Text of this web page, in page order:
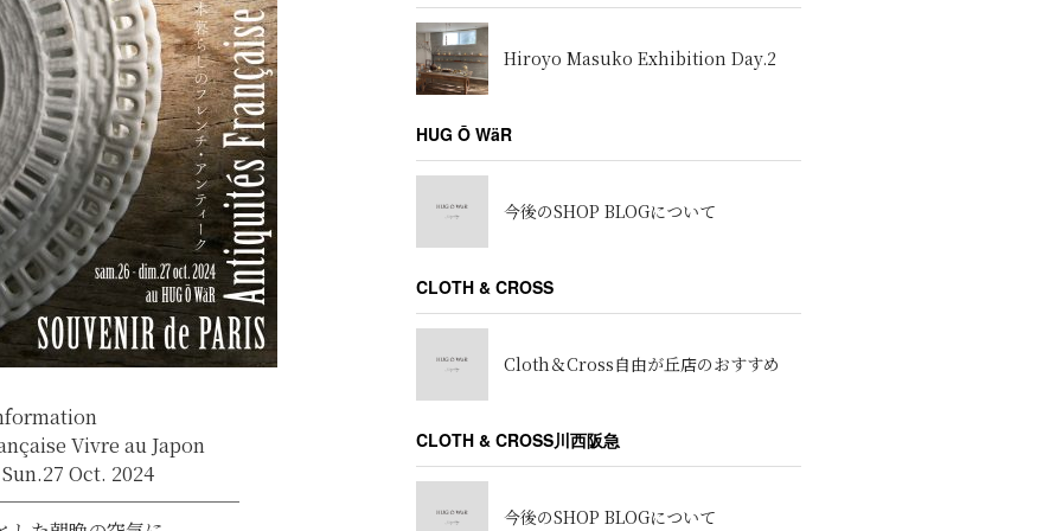
Vivre au Japon
Oct. 2024
Hiroyo Masuko Exhibition Day.2
HUG Ō WäR
今後のSHOP BLOGについて
CLOTH & CROSS
Cloth＆Cross自由が丘店のおすすめ
CLOTH & CROSS川西阪急
今後のSHOP BLOGについて